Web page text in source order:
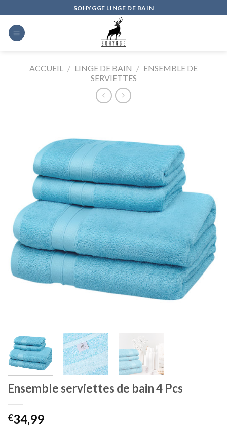
content
SOHYGGE LINGE DE BAIN
ACCUEIL / LINGE DE BAIN / ENSEMBLE DE
SERVIETTES
Ensemble serviettes de bain 4 Pcs
€34,99